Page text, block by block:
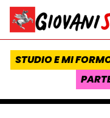
Vai al contenuto
Homepage Giovanisì -
STUDIO E MI